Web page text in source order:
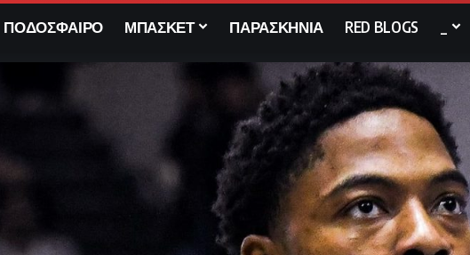
ΠΟΔΟΣΦΑΙΡΟ ΜΠΑΣΚΕΤ ΠΑΡΑΣΚΗΝΙΑ RED BLOGS